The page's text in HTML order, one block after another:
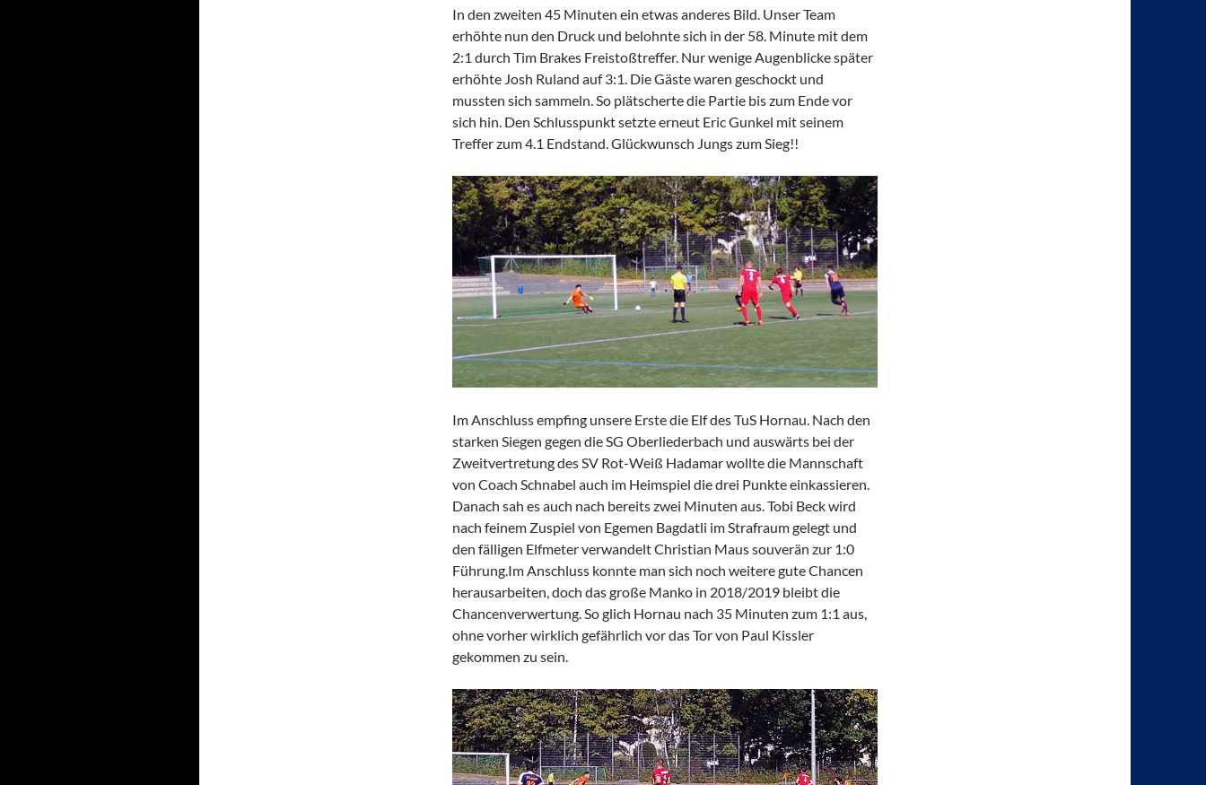
In den zweiten 45 Minuten ein etwas anderes Bild. Unser Team
erhöhte nun den Druck und belohnte sich in der 58. Minute mit dem
2:1 durch Tim Brakes Freistoßtreffer. Nur wenige Augenblicke später
erhöhte Josh Ruland auf 3:1. Die Gäste waren geschockt und
mussten sich sammeln. So plätscherte die Partie bis zum Ende vor
sich hin. Den Schlusspunkt setzte erneut Eric Gunkel mit seinem
Treffer zum 4.1 Endstand. Glückwunsch Jungs zum Sieg!!
Im Anschluss empfing unsere Erste die Elf des TuS Hornau. Nach den
starken Siegen gegen die SG Oberliederbach und auswärts bei der
Zweitvertretung des SV Rot-Weiß Hadamar wollte die Mannschaft
von Coach Schnabel auch im Heimspiel die drei Punkte einkassieren.
Danach sah es auch nach bereits zwei Minuten aus. Tobi Beck wird
nach feinem Zuspiel von Egemen Bagdatli im Strafraum gelegt und
den fälligen Elfmeter verwandelt Christian Maus souverän zur 1:0
Führung.Im Anschluss konnte man sich noch weitere gute Chancen
herausarbeiten, doch das große Manko in 2018/2019 bleibt die
Chancenverwertung. So glich Hornau nach 35 Minuten zum 1:1 aus,
ohne vorher wirklich gefährlich vor das Tor von Paul Kissler
gekommen zu sein.